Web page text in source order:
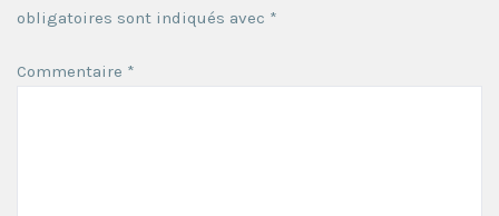
obligatoires sont indiqués avec *
Commentaire *